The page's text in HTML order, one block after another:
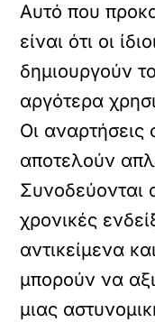
Αυτό που
είναι ότι οι
δημιουργούν
αργότερα
Οι
αποτελούν
Συνοδεύονται
χρονικές
αντικείμενα
μπορούν να
μιας